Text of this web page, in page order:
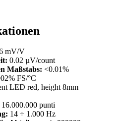
mV/V
0.02 µV/count
Maßstabs: <0.01%
FS/°C
LED red, height 8mm
punti
14 ÷ 1.000 Hz